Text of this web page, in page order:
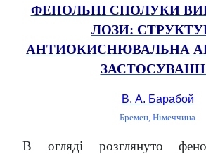
ФЕНОЛЬНІ СПОЛУКИ
ЛОЗИ:
АНТИОКИСНЮВАЛЬНА
В. А. Барабой
Бремен, Німеччина
В огляді розглянуто